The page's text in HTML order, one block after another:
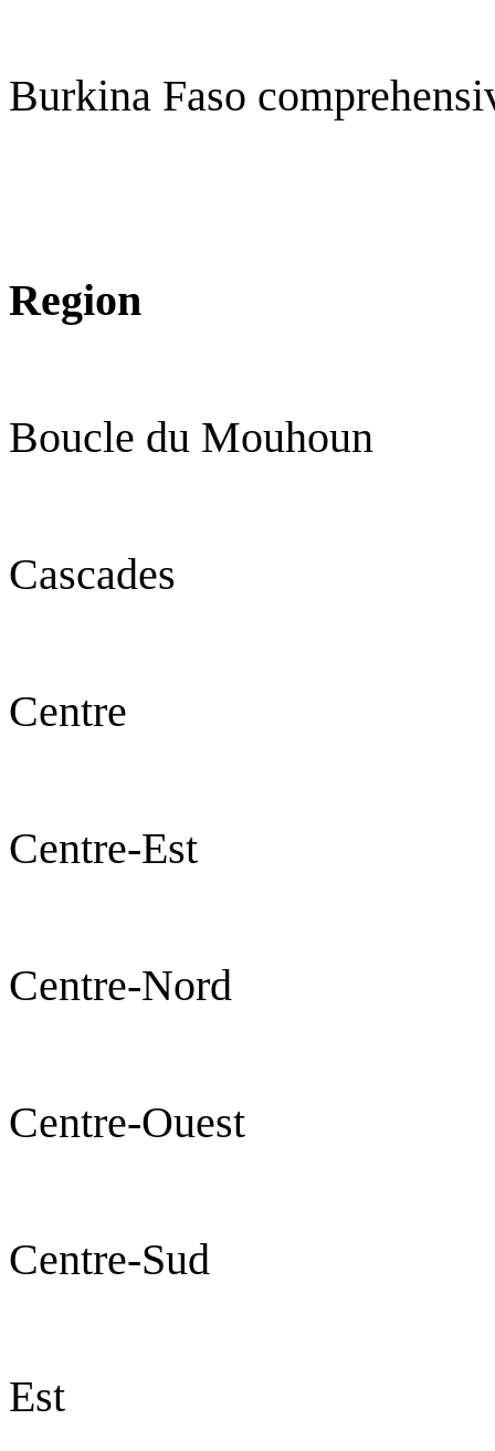
Burkina Faso
Region
Boucle du
Centre
Centre-Est
Centre-
Centre-
Centre-
Est